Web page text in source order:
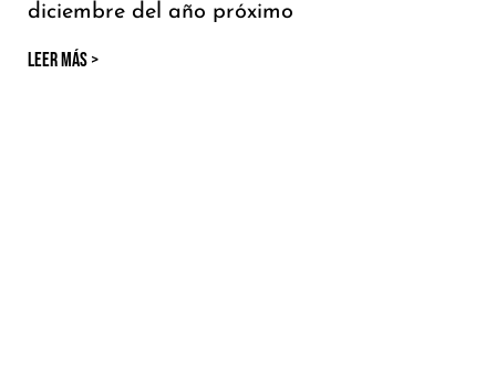
diciembre del año próximo
LEER MÁS >